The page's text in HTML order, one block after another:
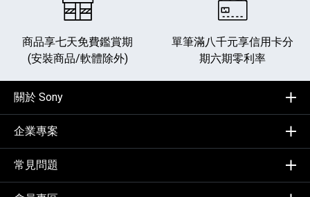
商品享七天免費鑑賞期
(安裝商品/軟體除外)
單筆滿八千元享信用卡分
期六期零利率
關於 Sony
企業專案
常見問題